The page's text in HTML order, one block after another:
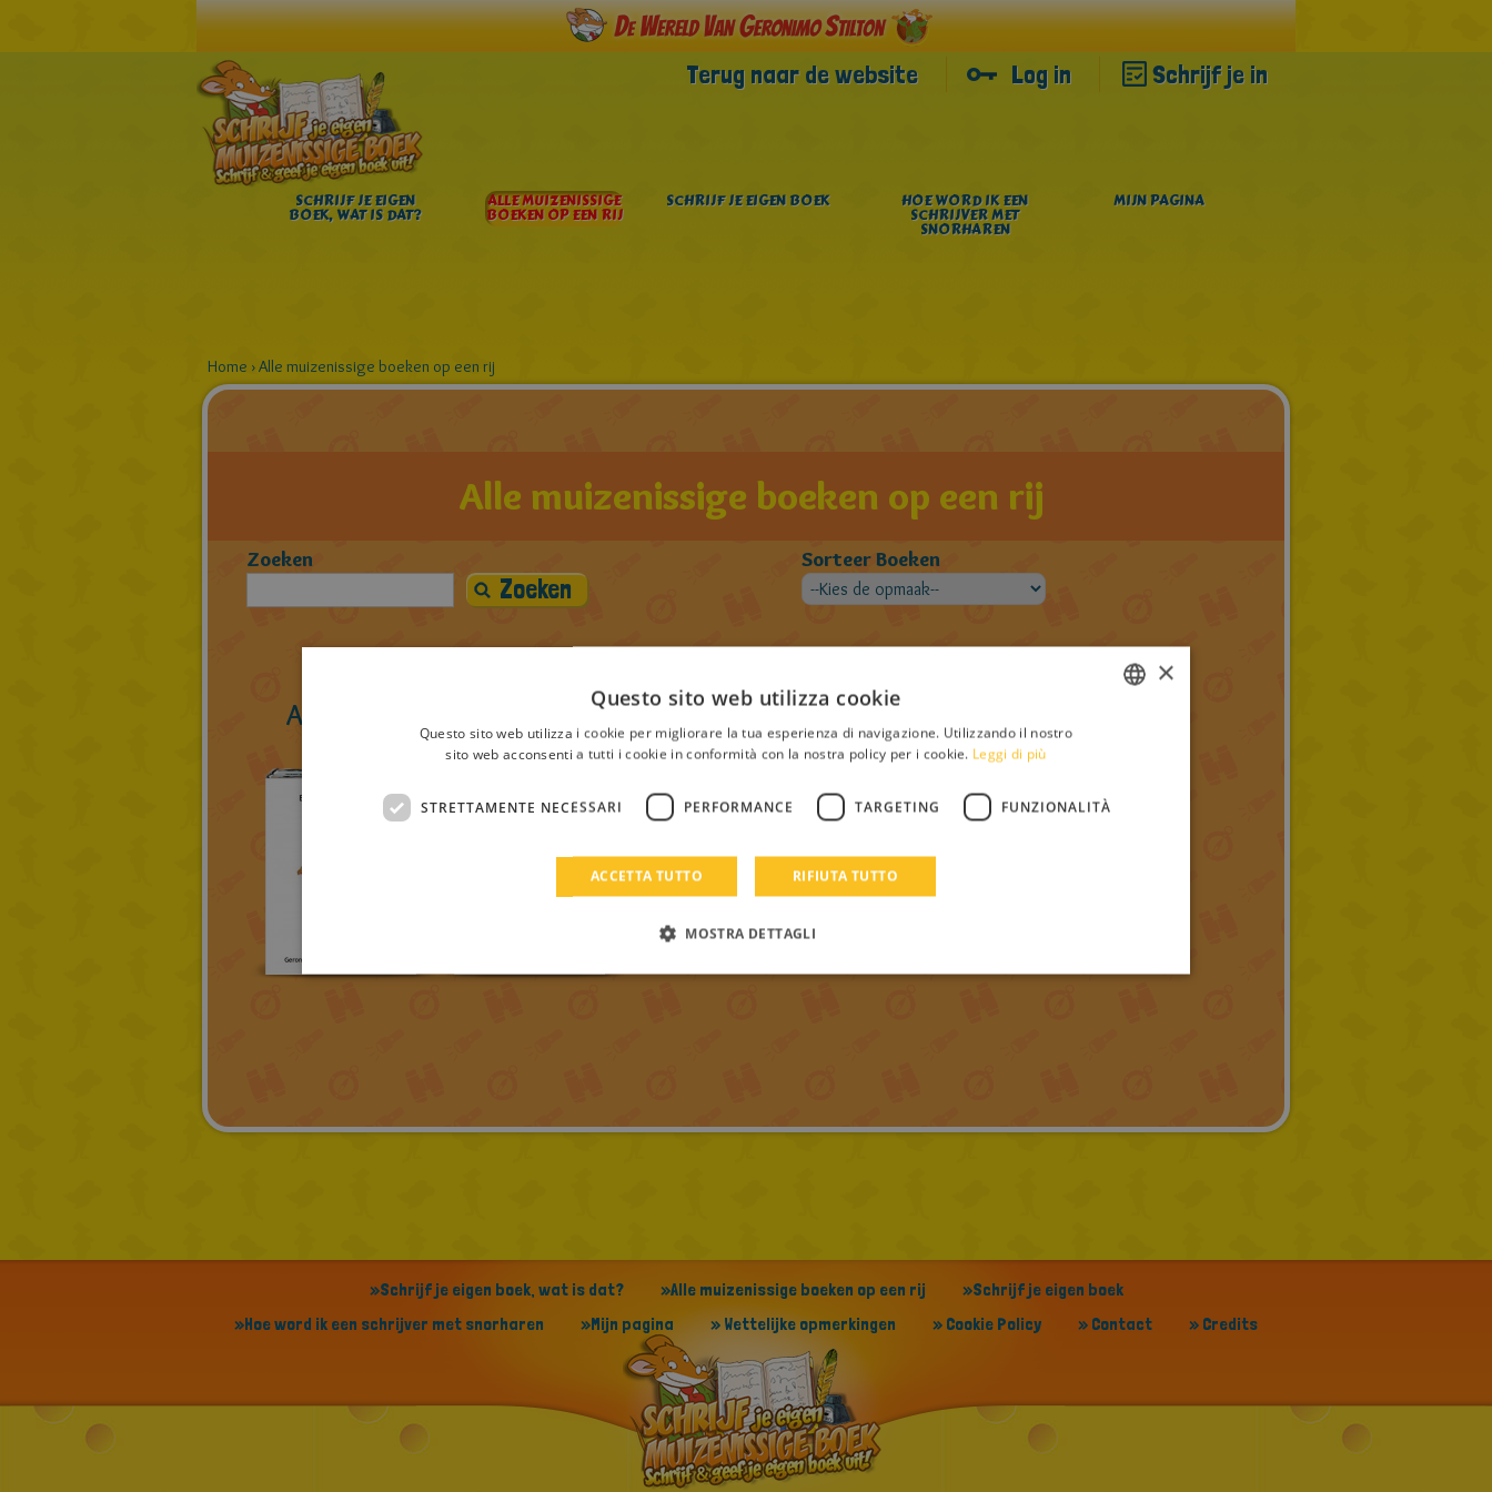
Terug naar de website Log in Schrijf je in
SCHRIJF JE EIGEN
BOEK, WAT IS DAT?
ALLE MUIZENISSIGE
BOEKEN OP EEN RIJ
SCHRIJF JE EIGEN BOEK HOE WORD IK EEN
SCHRIJVER MET
SNORHAREN
MIJN PAGINA
Home ›Alle muizenissige boeken op een rij
Alle muizenissige boeken op een rij
Zoeken Sorteer Boeken
Alle muizenissige boeken van Made Muis
»Schrijf je eigen boek, wat is dat? »Alle muizenissige boeken op een rij
»Schrijf je eigen boek
»Hoe word ik een schrijver met snorharen
»Mijn pagina » Wettelijke opmerkingen » Cookie Policy » Contact » Credits
FRENCH
×
Questo sito web utilizza cookie
Questo sito web utilizza i cookie per migliorare la tua esperienza di navigazione. Utilizzando il nostro
sito web acconsenti a tutti i cookie in conformità con la nostra policy per i cookie. Leggi di più
STRETTAMENTE NECESSARI PERFORMANCE TARGETING FUNZIONALITÀ
ACCETTA TUTTO RIFIUTA TUTTO
MOSTRA DETTAGLI